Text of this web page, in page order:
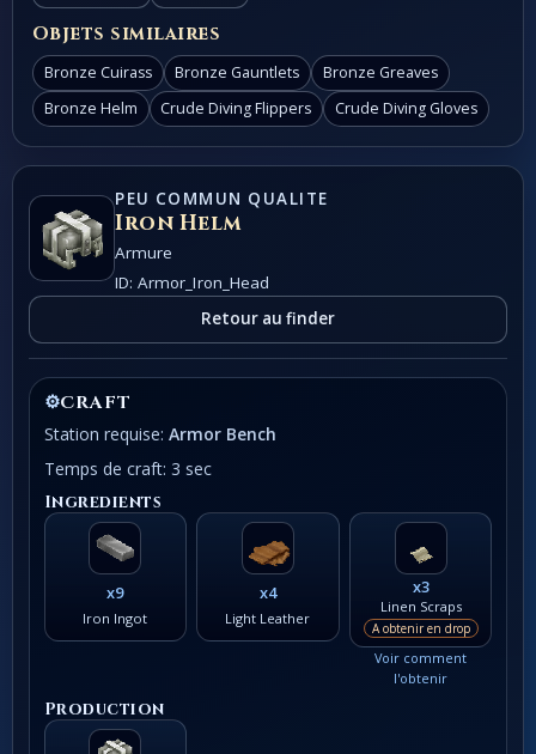
Objets similaires
Bronze Cuirass Bronze Gauntlets
Bronze Greaves
Bronze Helm
Crude Diving Flippers Crude Diving Gloves
PEU COMMUN QUALITE
Iron Helm
Armure
ID: Armor_Iron_Head
Retour au finder
⚙CRAFT
Station requise: Armor Bench
Temps de craft: 3 sec
Ingredients
x9
Iron Ingot
x4
Light Leather
x3
Linen Scraps
A obtenir en drop
Voir comment
l'obtenir
Production